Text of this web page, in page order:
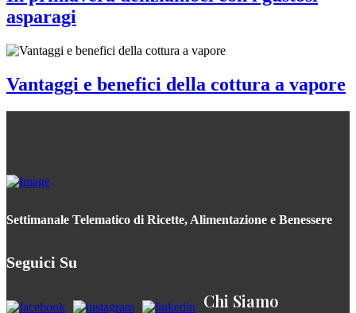
asparagi
Vantaggi e benefici della cottura a vapore
Settimanale Telematico di Ricette, Alimentazione e Benessere
Seguici Su
Chi Siamo